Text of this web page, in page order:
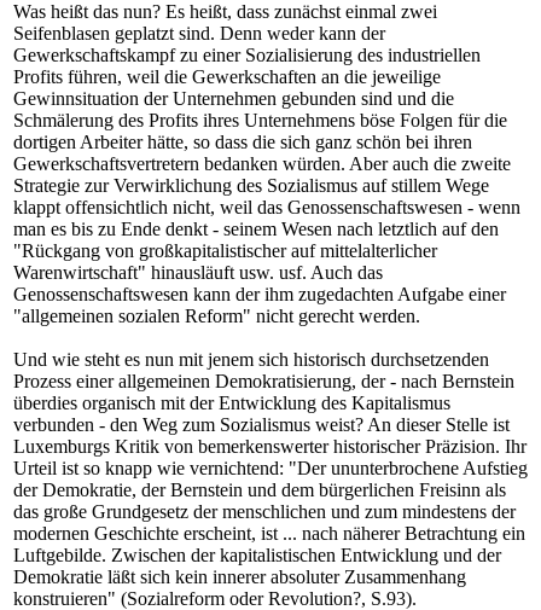
Was heißt das nun? Es heißt, dass zunächst einmal zwei
Seifenblasen geplatzt sind. Denn weder kann der
Gewerkschaftskampf zu einer Sozialisierung des industriellen
Profits führen, weil die Gewerkschaften an die jeweilige
Gewinnsituation der Unternehmen gebunden sind und die
Schmälerung des Profits ihres Unternehmens böse Folgen für die
dortigen Arbeiter hätte, so dass die sich ganz schön bei ihren
Gewerkschaftsvertretern bedanken würden. Aber auch die zweite
Strategie zur Verwirklichung des Sozialismus auf stillem Wege
klappt offensichtlich nicht, weil das Genossenschaftswesen - wenn
man es bis zu Ende denkt - seinem Wesen nach letztlich auf den
"Rückgang von großkapitalistischer auf mittelalterlicher
Warenwirtschaft" hinausläuft usw. usf. Auch das
Genossenschaftswesen kann der ihm zugedachten Aufgabe einer
"allgemeinen sozialen Reform" nicht gerecht werden.
Und wie steht es nun mit jenem sich historisch durchsetzenden
Prozess einer allgemeinen Demokratisierung, der - nach Bernstein
überdies organisch mit der Entwicklung des Kapitalismus
verbunden - den Weg zum Sozialismus weist? An dieser Stelle ist
Luxemburgs Kritik von bemerkenswerter historischer Präzision. Ihr
Urteil ist so knapp wie vernichtend: "Der ununterbrochene Aufstieg
der Demokratie, der Bernstein und dem bürgerlichen Freisinn als
das große Grundgesetz der menschlichen und zum mindestens der
modernen Geschichte erscheint, ist ... nach näherer Betrachtung ein
Luftgebilde. Zwischen der kapitalistischen Entwicklung und der
Demokratie läßt sich kein innerer absoluter Zusammenhang
konstruieren" (Sozialreform oder Revolution?, S.93).